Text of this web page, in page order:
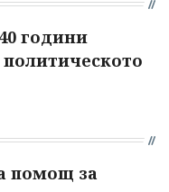
години
помощ за